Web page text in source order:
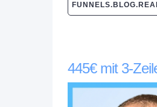
445€ mit 3-